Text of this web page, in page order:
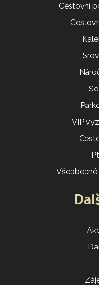
Cestovní
VIP